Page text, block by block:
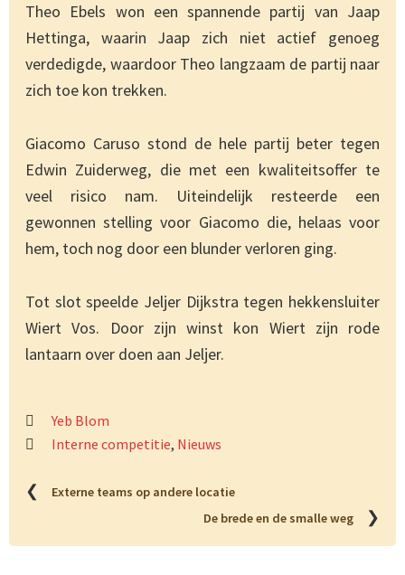
Theo Ebels won een spannende partij van Jaap
Hettinga, waarin Jaap zich niet actief genoeg
verdedigde, waardoor Theo langzaam de partij naar
zich toe kon trekken.
Giacomo Caruso stond de hele partij beter tegen
Edwin Zuiderweg, die met een kwaliteitsoffer te
veel risico nam. Uiteindelijk resteerde een
gewonnen stelling voor Giacomo die, helaas voor
hem, toch nog door een blunder verloren ging.
Tot slot speelde Jeljer Dijkstra tegen hekkensluiter
Wiert Vos. Door zijn winst kon Wiert zijn rode
lantaarn over doen aan Jeljer.
Yeb Blom
Interne competitie, Nieuws
❮
Externe teams op andere locatie
De brede en de smalle weg
❯